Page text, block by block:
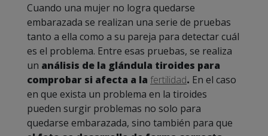
Cuando una mujer no logra quedarse
embarazada se realizan una serie de pruebas
tanto a ella como a su pareja para detectar cuál
es el problema. Entre esas pruebas, se realiza
un análisis de la glándula tiroides para
comprobar si afecta a la fertilidad. En el caso
en que exista un problema en la tiroides
pueden surgir problemas no solo para
quedarse embarazada, sino también para que